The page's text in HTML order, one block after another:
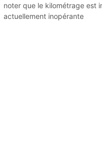
noter que le kilométrage est
actuellement inopérante